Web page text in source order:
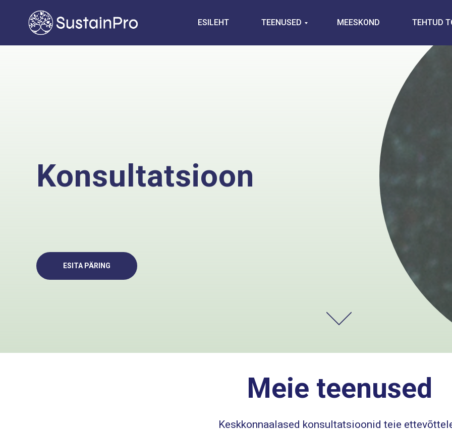
ESILEHT TEENUSED MEESKOND TEHTUD
Konsultatsioon
ESITA PÄRING
Meie teenused
Keskkonnaalased konsultatsioonid teie